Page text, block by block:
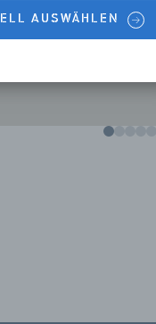
AUSWÄHLEN